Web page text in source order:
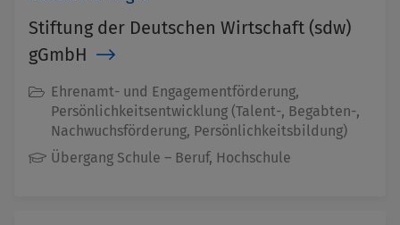
Stiftung der Deutschen Wirtschaft (sdw)
gGmbH
Ehrenamt- und Engagementförderung,
Persönlichkeitsentwicklung (Talent-, Begabten-,
Nachwuchsförderung, Persönlichkeitsbildung)
Übergang Schule – Beruf, Hochschule